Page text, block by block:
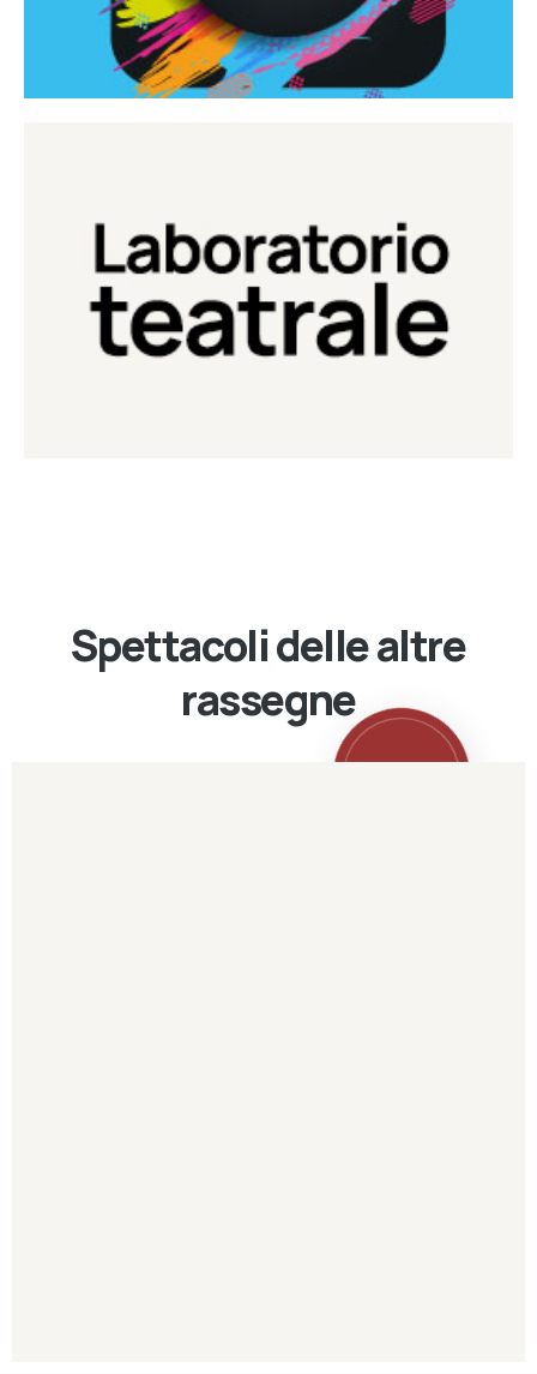
Laboratorio Teatrale
Laboratorio di teatro del Teatro Eduardo de Filippo
Continua
Spettacoli delle altre
rassegne